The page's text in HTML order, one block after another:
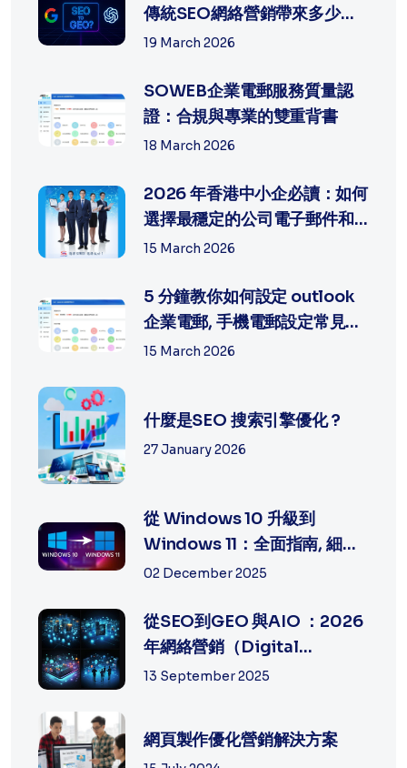
傳統SEO網絡營銷帶來多少沖
擊?
19 March 2026
SOWEB企業電郵服務質量認
證：合規與專業的雙重背書
18 March 2026
2026 年香港中小企必讀：如何
選擇最穩定的公司電子郵件和
網頁製...
15 March 2026
5 分鐘教你如何設定 outlook
企業電郵, 手機電郵設定常見問
題排...
15 March 2026
什麼是SEO 搜索引擎優化 ?
27 January 2026
從 Windows 10 升級到
Windows 11：全面指南, 細節
及方法
02 December 2025
從SEO到GEO 與AIO ：2026
年網絡營銷（Digital
Marketing）的策...
13 September 2025
網頁製作優化營銷解決方案